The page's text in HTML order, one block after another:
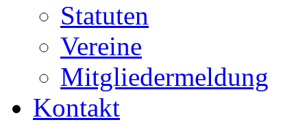
Statuten
Vereine
Mitgliedermeldung
Kontakt